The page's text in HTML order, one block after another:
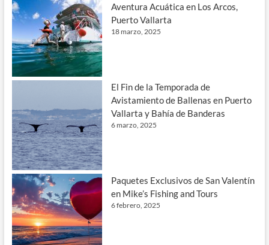
Aventura Acuática en Los Arcos,
Puerto Vallarta
18 marzo, 2025
El Fin de la Temporada de
Avistamiento de Ballenas en Puerto
Vallarta y Bahía de Banderas
6 marzo, 2025
Paquetes Exclusivos de San Valentín
en Mike’s Fishing and Tours
6 febrero, 2025